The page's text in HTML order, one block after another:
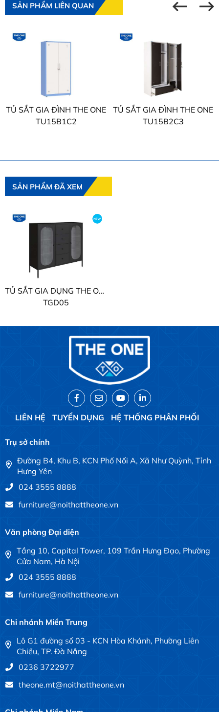
SẢN PHẨM LIÊN QUAN
TỦ SẮT GIA ĐÌNH THE ONE
TU15B1C2
TỦ SẮT GIA ĐÌNH THE ONE
TU15B2C3
SẢN PHẨM ĐÃ XEM
TỦ SẮT GIA DỤNG THE ONE
TGD05
LIÊN HỆ TUYỂN DỤNG HỆ THỐNG PHÂN PHỐI
Trụ sở chính
Đường B4, Khu B, KCN Phố Nối A, Xã Như Quỳnh, Tỉnh
Hưng Yên
024 3555 8888
furniture@noithattheone.vn
Văn phòng Đại diện
Tầng 10, Capital Tower, 109 Trần Hưng Đạo, Phường
Cửa Nam, Hà Nội
024 3555 8888
furniture@noithattheone.vn
Chi nhánh Miền Trung
Lô G1 đường số 03 - KCN Hòa Khánh, Phường Liên
Chiểu, TP. Đà Nẵng
0236 3722977
theone.mt@noithattheone.vn